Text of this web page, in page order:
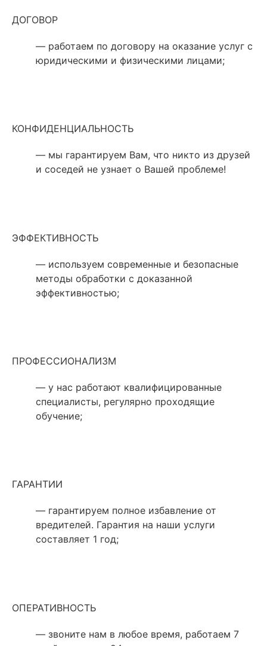
ДОГОВОР
— работаем по договору на оказание услуг с
юридическими и физическими лицами;
КОНФИДЕНЦИАЛЬНОСТЬ
— мы гарантируем Вам, что никто из друзей
и соседей не узнает о Вашей проблеме!
ЭФФЕКТИВНОСТЬ
— используем современные и безопасные
методы обработки с доказанной
эффективностью;
ПРОФЕССИОНАЛИЗМ
— у нас работают квалифицированные
специалисты, регулярно проходящие
обучение;
ГАРАНТИИ
— гарантируем полное избавление от
вредителей. Гарантия на наши услуги
составляет 1 год;
ОПЕРАТИВНОСТЬ
— звоните нам в любое время, работаем 7